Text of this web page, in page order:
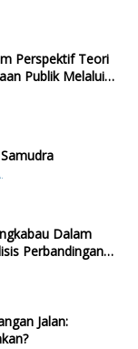
Perspektif Teori
Publik Melalui
Bencana di
Dalam
Perbandingan
Jalan: